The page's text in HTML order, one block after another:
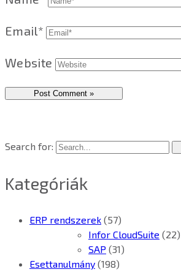
Email*
Website
Search for:
Kategóriák
ERP rendszerek (57)
Infor CloudSuite (22)
SAP (31)
Esettanulmány (198)